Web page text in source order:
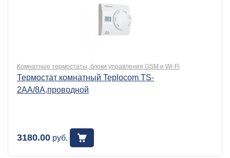
Комнатные термостаты, блоки управления GSM и Wi-Fi
Термостат комнатный Teplocom TS-
2AA/8A,проводной
3180.00 руб.